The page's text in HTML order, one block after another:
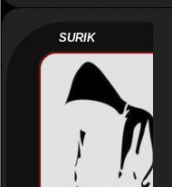
SURIK